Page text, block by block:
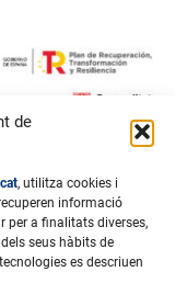
de
, utilitza cookies i
informació
per a finalitats diverses,
seus hàbits de
es descriuen